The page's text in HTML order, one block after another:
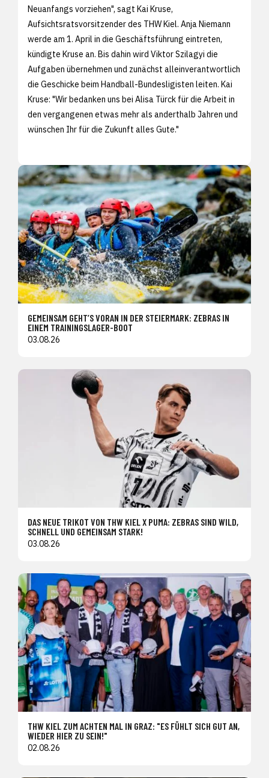
Neuanfangs vorziehen", sagt Kai Kruse,
Aufsichtsratsvorsitzender des THW Kiel. Anja Niemann
werde am 1. April in die Geschäftsführung eintreten,
kündigte Kruse an. Bis dahin wird Viktor Szilagyi die
Aufgaben übernehmen und zunächst alleinverantwortlich
die Geschicke beim Handball-Bundesligisten leiten. Kai
Kruse: "Wir bedanken uns bei Alisa Türck für die Arbeit in
den vergangenen etwas mehr als anderthalb Jahren und
wünschen Ihr für die Zukunft alles Gute."
GEMEINSAM GEHT’S VORAN IN DER STEIERMARK: ZEBRAS IN
EINEM TRAININGSLAGER-BOOT
03.08.26
DAS NEUE TRIKOT VON THW KIEL X PUMA: ZEBRAS SIND WILD,
SCHNELL UND GEMEINSAM STARK!
03.08.26
THW KIEL ZUM ACHTEN MAL IN GRAZ: "ES FÜHLT SICH GUT AN,
WIEDER HIER ZU SEIN!"
02.08.26